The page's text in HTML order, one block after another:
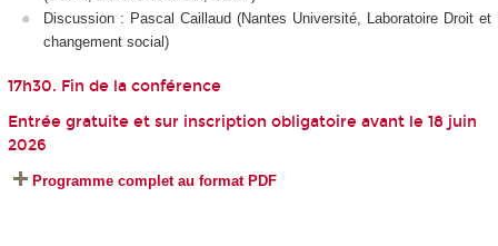
Discussion : Pascal Caillaud (Nantes Université, Laboratoire Droit et
changement social)
17h30. Fin de la conférence
Entrée gratuite et sur inscription obligatoire avant le 18 juin
2026
Programme complet au format PDF